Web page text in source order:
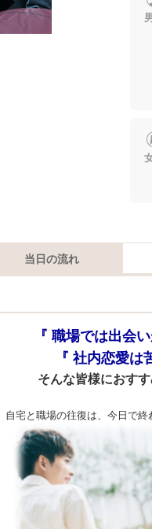
当日の流れ
『 職場では出会い
『 社内恋愛は
そんな皆様におす
自宅と職場の往復は、今日で終